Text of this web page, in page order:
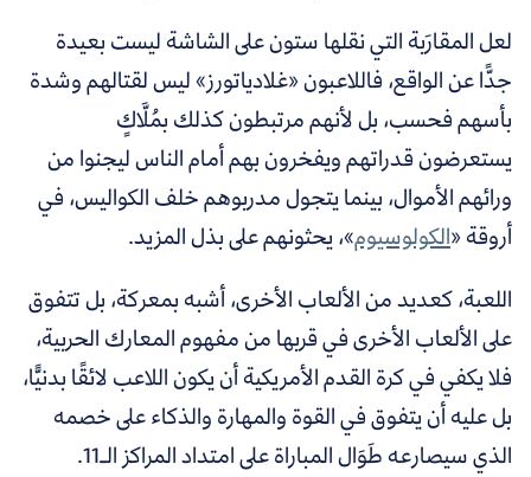
لعل المقارَبة التي نقلها ستون على الشاشة ليست بعيدة
جدًّا عن الواقع،فاللاعبون «غلادياتورز» ليس لقتالهم وشدة
بأسهم فحسب، بل لأنهم مرتبطون كذلك بمُلَّاكٍ
يستعرضون قدراتهم ويفخرون بهم أمام الناس ليجنوا من
ورائهم الأموال، بينما يتجول مدربوهم خلف الكواليس، في
أروقة «الكولوسيوم»، يحثونهم على بذل المزيد.
اللعبة، كعديد من الألعاب الأخرى، أشبه بمعركة، بل تتفوق
على الألعاب الأخرى في قربها من مفهوم المعارك الحربية،
فلا يكفي في كرة القدم الأمريكية أن يكون اللاعب لائقًا بدنيًّا،
بل عليه أن يتفوق في القوة والمهارة والذكاء على خصمه
الذي سيصارعه طَوَال المباراة على امتداد المراكز الـ11.